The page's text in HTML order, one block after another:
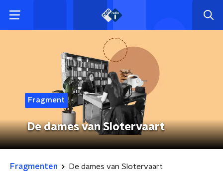
Fragment
De dames van Slotervaart
Fragmenten De dames van Slotervaart